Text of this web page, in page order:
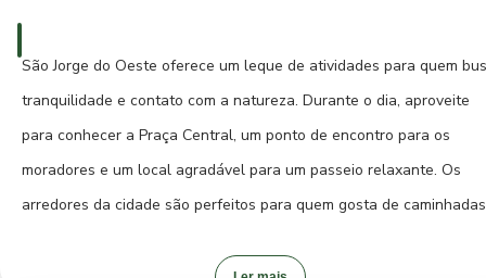
São Jorge do Oeste oferece um leque de atividades para quem
tranquilidade e contato com a natureza. Durante o dia, aproveite
para conhecer a Praça Central, um ponto de encontro para os
moradores e um local agradável para um passeio relaxante. Os
arredores da cidade são perfeitos para quem gosta de